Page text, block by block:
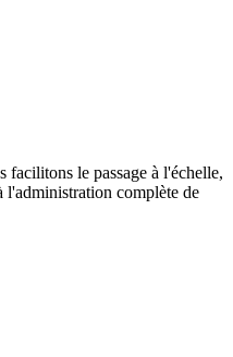
facilitons le passage à l'échelle,
l'administration complète de